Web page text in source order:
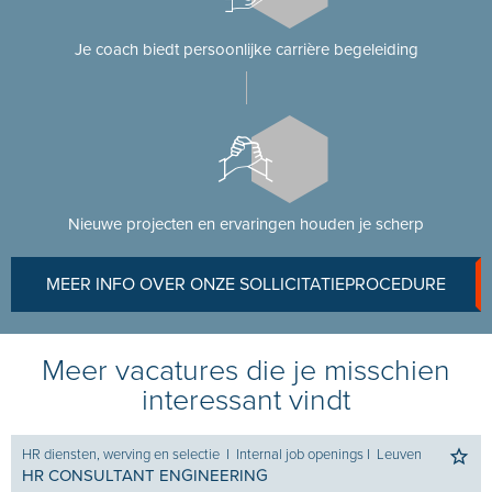
Je coach biedt persoonlijke carrière begeleiding
Nieuwe projecten en ervaringen houden je scherp
MEER INFO OVER ONZE SOLLICITATIEPROCEDURE
Meer vacatures die je misschien
interessant vindt
HR diensten, werving en selectie I Internal job openings I Leuven
HR CONSULTANT ENGINEERING